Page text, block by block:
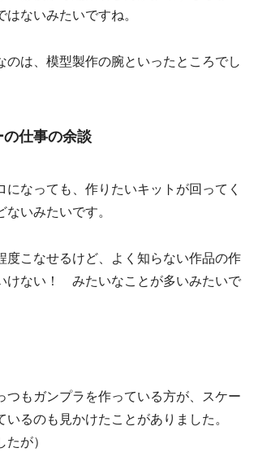
ないみたいですね。
のは、模型製作の腕といったところでし
仕事の余談
になっても、作りたいキットが回ってく
ないみたいです。
度こなせるけど、よく知らない作品の作
けない！ みたいなことが多いみたいで
つもガンプラを作っている方が、スケー
いるのも見かけたことがありました。
たが）